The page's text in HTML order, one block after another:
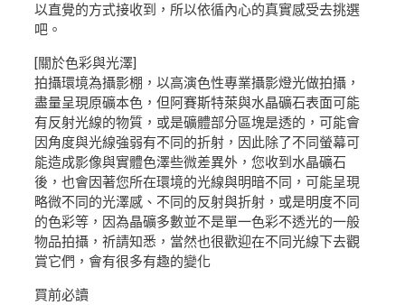
以直覺的方式接收到，所以依循內心的真實感受去挑選
吧。
[關於色彩與光澤]
拍攝環境為攝影棚，以高演色性專業攝影燈光做拍攝，
盡量呈現原礦本色，但阿賽斯特萊與水晶礦石表面可能
有反射光線的物質，或是礦體部分區塊是透的，可能會
因角度與光線強弱有不同的折射，因此除了不同螢幕可
能造成影像與實體色澤些微差異外，您收到水晶礦石
後，也會因著您所在環境的光線與明暗不同，可能呈現
略微不同的光澤感、不同的反射與折射，或是明度不同
的色彩等，因為晶礦多數並不是單一色彩不透光的一般
物品拍攝，祈請知悉，當然也很歡迎在不同光線下去觀
賞它們，會有很多有趣的變化
買前必讀